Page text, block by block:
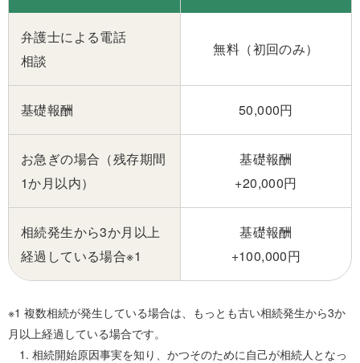
弁護士による電話
相談
無料（初回のみ）
基礎報酬 50,000円
お急ぎの場合（残存期間
1か月以内）
基礎報酬
+20,000円
相続発生から3か月以上
経過している場合※1
基礎報酬
+100,000円
複数相続が発生している場合は、もっとも古い相続発生から3か
月以上経過している場合です。
相続開始原因事実を知り、かつそのために自己が相続人となっ